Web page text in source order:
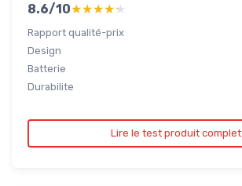
8.6/10★★★★★
★★★★★
Rapport qualité-prix
Design
Batterie
Durabilite
Lire le test produit complet